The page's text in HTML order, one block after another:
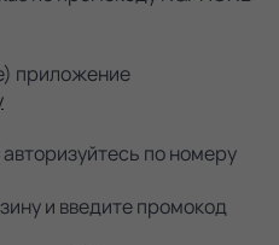
приложение
по номеру
и введите промокод